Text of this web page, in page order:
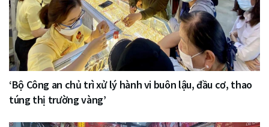
‘Bộ Công an chủ trì xử lý hành vi buôn lậu, đầu cơ, thao
túng thị trường vàng’